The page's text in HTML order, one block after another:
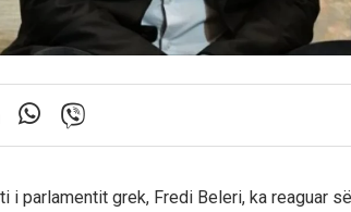
i parlamentit grek, Fredi Beleri, ka reaguar së